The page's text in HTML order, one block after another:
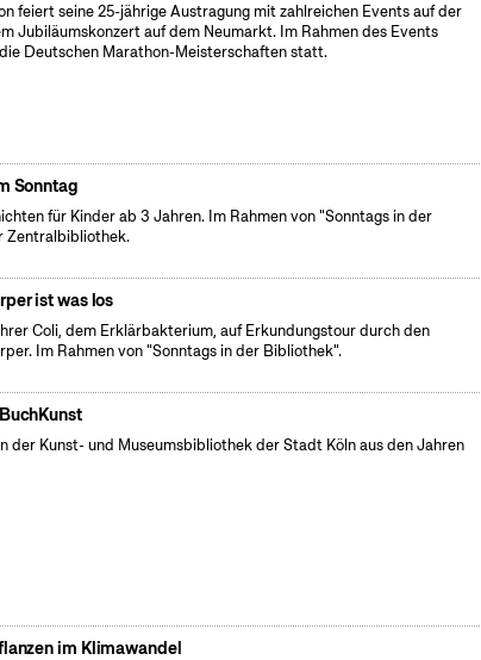
feiert seine 25-jährige Austragung mit zahlreichen Events auf der
Jubiläumskonzert auf dem Neumarkt. Im Rahmen des Events
Deutschen Marathon-Meisterschaften statt.
Sonntag
für Kinder ab 3 Jahren. Im Rahmen von "Sonntags in der
Zentralbibliothek.
ist was los
Coli, dem Erklärbakterium, auf Erkundungstour durch den
Im Rahmen von "Sonntags in der Bibliothek".
der Kunst- und Museumsbibliothek der Stadt Köln aus den Jahren
im Klimawandel